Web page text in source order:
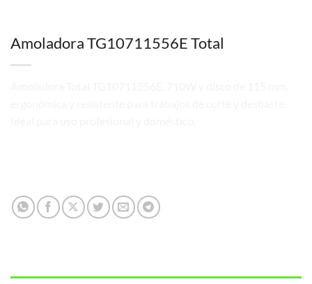
Amoladora TG10711556E Total